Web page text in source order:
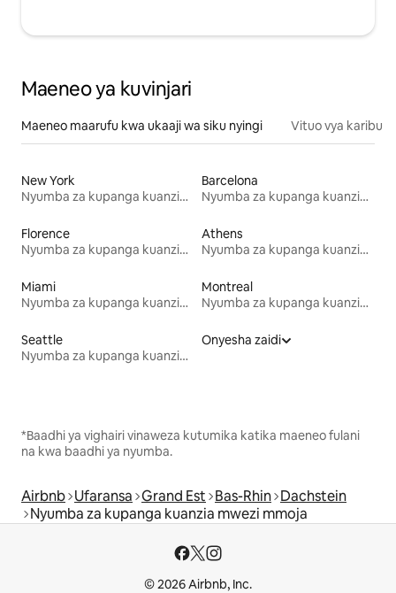
Maeneo ya kuvinjari
Maeneo maarufu kwa ukaaji wa siku nyingi Vituo vya karibu
New York
Nyumba za kupanga kuanzia mwezi mmoja
Barcelona
Nyumba za kupanga kuanzia mwezi mmoja
Florence
Nyumba za kupanga kuanzia mwezi mmoja
Athens
Nyumba za kupanga kuanzia mwezi mmoja
Miami
Nyumba za kupanga kuanzia mwezi mmoja
Montreal
Nyumba za kupanga kuanzia mwezi mmoja
Seattle
Nyumba za kupanga kuanzia mwezi mmoja
Onyesha zaidi
*Baadhi ya vighairi vinaweza kutumika katika maeneo fulani
na kwa baadhi ya nyumba.
Airbnb Ufaransa Grand Est Bas-Rhin Dachstein
Nyumba za kupanga kuanzia mwezi mmoja
© 2026 Airbnb, Inc.